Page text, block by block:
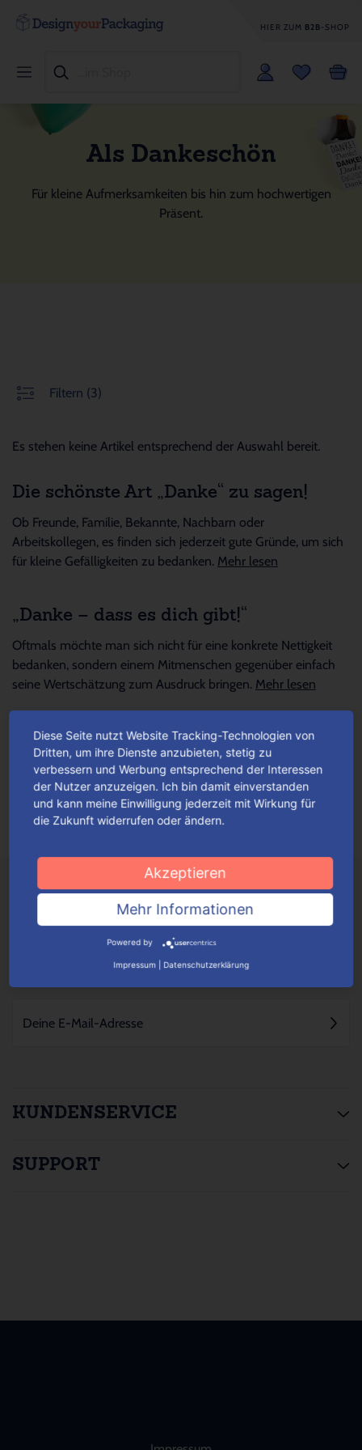
HIER ZUM B2B-SHOP
Als Dankeschön
Für kleine Aufmerksamkeiten bis hin zum hochwertigen
Präsent.
Filtern (3)
Es stehen keine Artikel entsprechend der Auswahl bereit.
Die schönste Art „Danke“ zu sagen!
Ob Freunde, Familie, Bekannte, Nachbarn oder
Arbeitskollegen, es finden sich jederzeit gute Gründe, um sich
für kleine Gefälligkeiten zu bedanken. Mehr lesen
„Danke – dass es dich gibt!“
Oftmals möchte man sich nicht für eine konkrete Nettigkeit
bedanken, sondern einem Mitmenschen gegenüber einfach
seine Wertschätzung zum Ausdruck bringen. Mehr lesen
Schenken heißt Lust auf Freude
„Kleine Geschenke erhalten die Freundschaft“, spricht der
Volksmund. Das trifft allerdings nur dann wohlwollend zu,
wenn man die Vorlieben und den persönlichen...Mehr lesen
KUNDENSERVICE
SUPPORT
Diese Seite nutzt Website Tracking-Technologien von
Dritten, um ihre Dienste anzubieten, stetig zu
verbessern und Werbung entsprechend der Interessen
der Nutzer anzuzeigen. Ich bin damit einverstanden
und kann meine Einwilligung jederzeit mit Wirkung für
die Zukunft widerrufen oder ändern.
Akzeptieren
Mehr Informationen
Powered by
Impressum Datenschutzerklärung